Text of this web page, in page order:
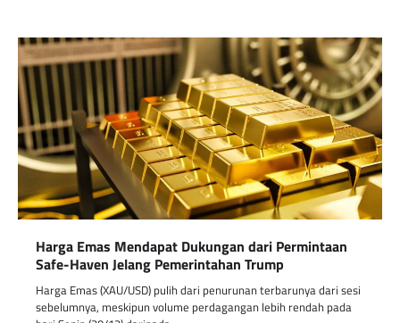
Harga Emas Mendapat Dukungan dari Permintaan
Safe-Haven Jelang Pemerintahan Trump
Harga Emas (XAU/USD) pulih dari penurunan terbarunya dari sesi
sebelumnya, meskipun volume perdagangan lebih rendah pada